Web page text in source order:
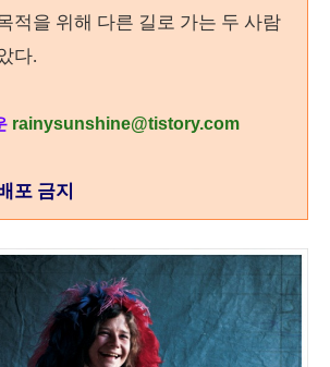
적을 위해 다른 길로 가는 두 사람
다.
rainysunshine@tistory.com
포 금지